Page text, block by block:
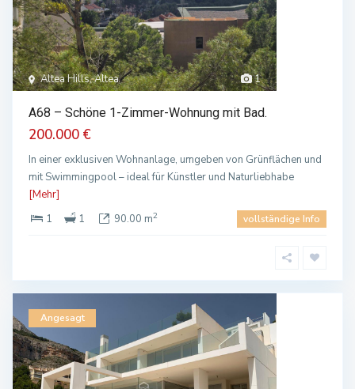
1
Altea Hills, Altea
A68 – Schöne 1-Zimmer-Wohnung mit Bad.
200.000 €
In einer exklusiven Wohnanlage, umgeben von Grünflächen und
mit Swimmingpool – ideal für Künstler und Naturliebhabe
[Mehr]
1
1 90.00 m2 vollständige Info
Angesagt